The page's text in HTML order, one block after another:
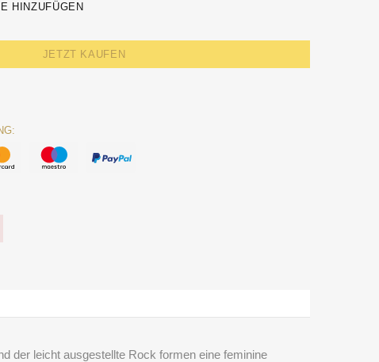
HINZUFÜGEN
JETZT KAUFEN
der leicht ausgestellte Rock formen eine feminine